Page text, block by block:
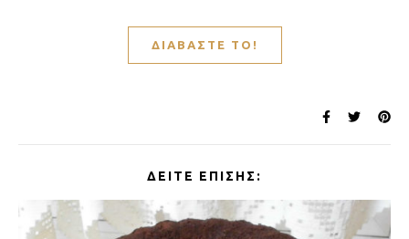
ΔΙΑΒΆΣΤΕ ΤΟ!
ΔΕΊΤΕ ΕΠΊΣΗΣ: